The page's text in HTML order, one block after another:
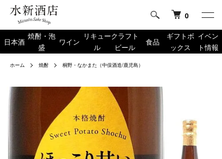
0
日本酒
焼酎・泡
盛
ワイン
リキュー
ル
クラフト
ビール
食品
ギフトボ
ックス
イベン
ト情報
ホーム 焼酎 桐野・なかまた（中俣酒造/鹿児島）